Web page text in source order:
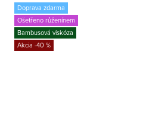
Doprava zdarma
Ošetřeno růženínem
Bambusová viskóza
-40 %